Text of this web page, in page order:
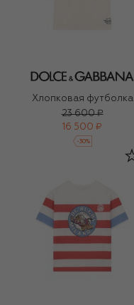
Хлопковая футболка
23 600 ₽
16 500 ₽
-30%